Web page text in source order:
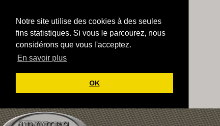
Notre site utilise des cookies à des seules
fins statistiques. Si vous le parcourez, nous
considérons que vous l'acceptez.
En savoir plus
OK